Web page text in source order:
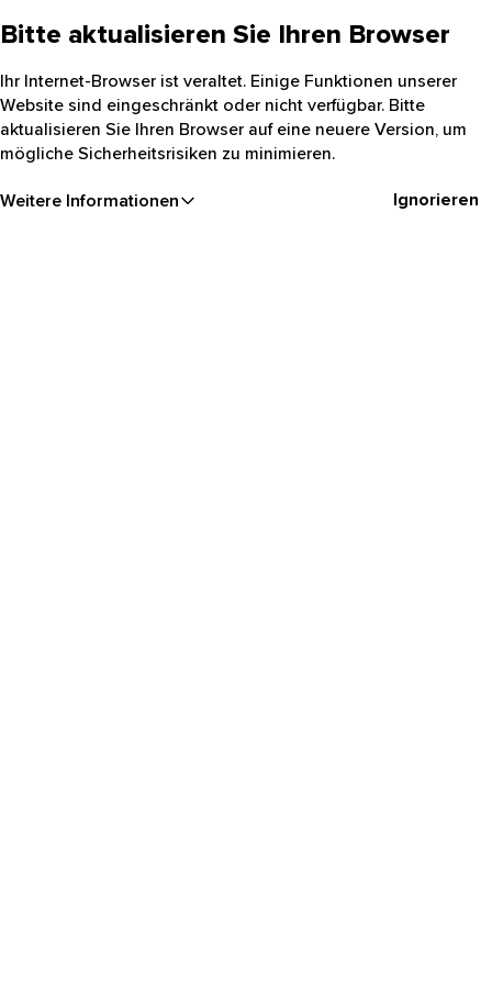
Bitte aktualisieren Sie Ihren Browser
Ihr Internet-Browser ist veraltet. Einige Funktionen unserer
Website sind eingeschränkt oder nicht verfügbar. Bitte
aktualisieren Sie Ihren Browser auf eine neuere Version, um
mögliche Sicherheitsrisiken zu minimieren.
Weitere Informationen Ignorieren